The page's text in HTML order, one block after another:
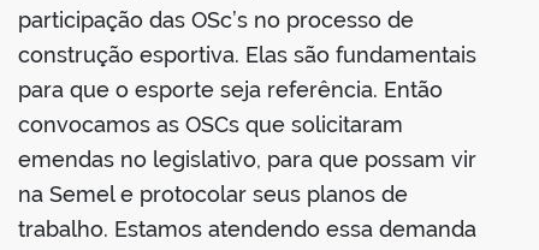
participação das OSc’s no processo de
construção esportiva. Elas são fundamentais
para que o esporte seja referência. Então
convocamos as OSCs que solicitaram
emendas no legislativo, para que possam vir
na Semel e protocolar seus planos de
trabalho. Estamos atendendo essa demanda